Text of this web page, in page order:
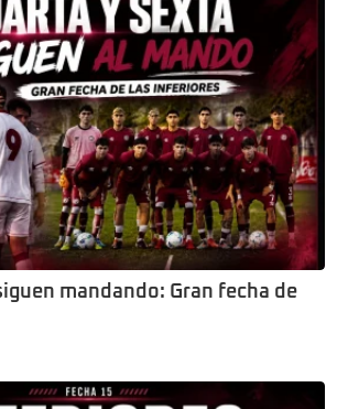
mandando: Gran fecha de